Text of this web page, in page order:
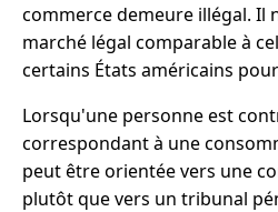
commerce demeure illégal. Il
marché légal comparable à
certains États américains
Lorsqu'une personne est
correspondant à une
peut être orientée vers une
plutôt que vers un tribunal